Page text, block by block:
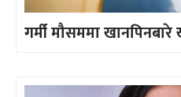
गर्मी मौसममा